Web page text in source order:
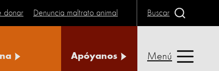
donar Denuncia maltrato animal Buscar
Apóyanos Menú